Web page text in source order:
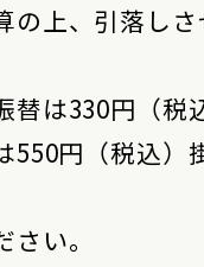
の上、引落し
は330円（税
550円（税込）
い。